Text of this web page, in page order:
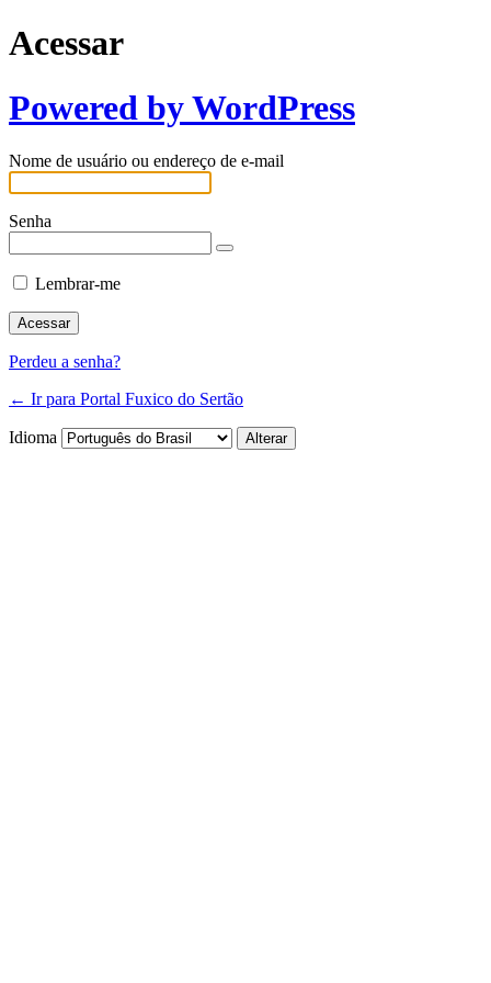
Acessar
Powered by WordPress
Nome de usuário ou endereço de e-mail
Senha
Lembrar-me
Perdeu a senha?
← Ir para Portal Fuxico do Sertão
Idioma